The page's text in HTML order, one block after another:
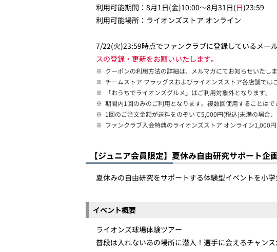
利用可能期間：8月1日(金)10:00～8月31日(日)23:59
利用可能場所：ライオンズストア オンライン
7/22(火)23:59時点でファンクラブに登録しているメー
スの登録・更新をお願いいたします。
※ クーポンの利用方法の詳細は、メルマガにてお知らせいたしま
※ チームストア フラッグスおよびライオンズストア各店舗では
※
「おうちでライオンズグルメ」はご利用対象外となります。
※ 期間内1回のみのご利用となります。複数回使用することはで
※ 1回のご注文金額が送料をのぞいて5,000円(税込)未満の場合
※ ファンクラブ入会特典のライオンズストア オンライン1,000
【ジュニア会員限定】夏休み自由研究サポート企
夏休みの自由研究をサポートする体験型イベントを小
イベント概要
ライオンズ球場体験ツアー
普段は入れないあの場所に潜入！選手に会えるチャン